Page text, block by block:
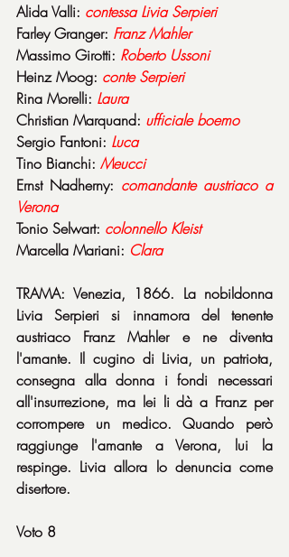
Alida Valli: contessa Livia Serpieri
Farley Granger: Franz Mahler
Massimo Girotti: Roberto Ussoni
Heinz Moog: conte Serpieri
Rina Morelli: Laura
Christian Marquand: ufficiale boemo
Sergio Fantoni: Luca
Tino Bianchi: Meucci
Ernst Nadherny: comandante austriaco a
Verona
Tonio Selwart: colonnello Kleist
Marcella Mariani: Clara
TRAMA: Venezia, 1866. La nobildonna
Livia Serpieri si innamora del tenente
austriaco Franz Mahler e ne diventa
l'amante. Il cugino di Livia, un patriota,
consegna alla donna i fondi necessari
all'insurrezione, ma lei li dà a Franz per
corrompere un medico. Quando però
raggiunge l'amante a Verona, lui la
respinge. Livia allora lo denuncia come
disertore.
Voto 8